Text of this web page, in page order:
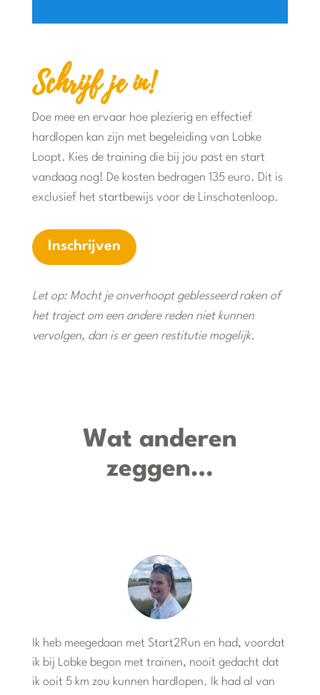
Schrijf je in!
Doe mee en ervaar hoe plezierig en effectief
hardlopen kan zijn met begeleiding van Lobke
Loopt. Kies de training die bij jou past en start
vandaag nog! De kosten bedragen 135 euro. Dit is
exclusief het startbewijs voor de Linschotenloop.
Inschrijven
Let op: Mocht je onverhoopt geblesseerd raken of
het traject om een andere reden niet kunnen
vervolgen, dan is er geen restitutie mogelijk.
Wat anderen
zeggen…
Ik heb meegedaan met Start2Run en had, voordat
ik bij Lobke begon met trainen, nooit gedacht dat
ik ooit 5 km zou kunnen hardlopen. Ik had al van